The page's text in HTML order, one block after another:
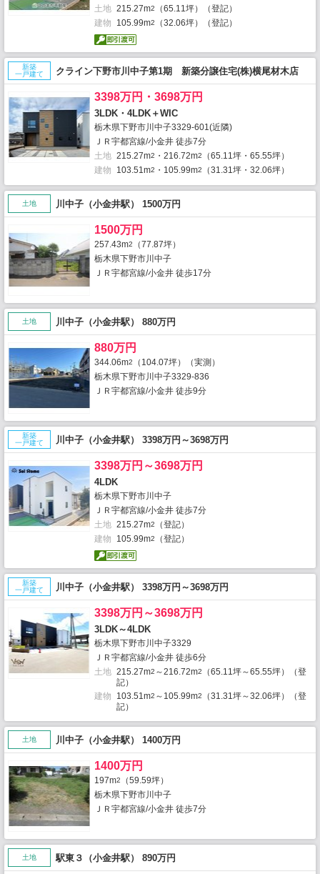
土地 215.27m2
（65.11坪）（登記）
建物
105.99m2 （32.06坪）（登記）
新築
一戸建て
クライン下野市川中子第1期 新築分譲住宅(株)横尾材木店
3398万円・3698万円
3LDK・4LDK＋WIC
栃木県下野市川中子3329-601(近隣)
ＪＲ宇都宮線/小金井 徒歩7分
土地 215.27m2 ・216.72m2
（65.11坪・65.55坪）
建物
103.51m2 ・105.99m2 （31.31坪・32.06坪）
土地 川中子（小金井駅） 1500万円
1500万円
257.43m2
（77.87坪）
栃木県下野市川中子
ＪＲ宇都宮線/小金井 徒歩17分
土地 川中子（小金井駅） 880万円
880万円
344.06m2
（104.07坪）（実測）
栃木県下野市川中子3329-836
ＪＲ宇都宮線/小金井 徒歩9分
新築
一戸建て
川中子（小金井駅） 3398万円～3698万円
3398万円～3698万円
4LDK
栃木県下野市川中子
ＪＲ宇都宮線/小金井 徒歩7分
土地 215.27m2
（登記）
建物
105.99m2 （登記）
新築
一戸建て
川中子（小金井駅） 3398万円～3698万円
3398万円～3698万円
3LDK～4LDK
栃木県下野市川中子3329
ＪＲ宇都宮線/小金井 徒歩6分
土地 215.27m2 ～216.72m2
（65.11坪～65.55坪）（登
記）
建物
103.51m2 ～105.99m2
（31.31坪～32.06坪）（登
記）
土地 川中子（小金井駅） 1400万円
1400万円
197m2
（59.59坪）
栃木県下野市川中子
ＪＲ宇都宮線/小金井 徒歩7分
土地 駅東３（小金井駅） 890万円